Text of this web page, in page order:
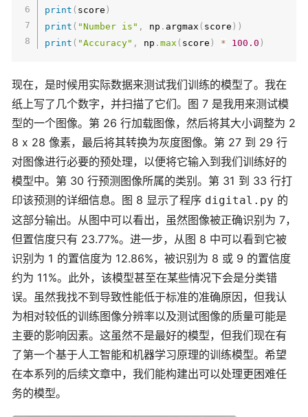
print ( score )
print ( "Number is" , np . argmax ( score ) )
print ( "Accuracy" , np .max ( score ) * 100.0 )
现在，是时候用实际数据来测试我们训练的模型了。我在
纸上写了几个数字，并扫描了它们。图 7 是我用来测试模
型的一个图像。第 26 行加载图像，然后将其大小调整为 2
8 x 28 像素，最后将其转换为灰度图像。第 27 到 29 行
对图像进行必要的预处理，以便将它输入到我们训练好的
模型中。第 30 行预测图像所属的类别。第 31 到 33 行打
印该预测的详细信息。图 8 显示了程序 digital.py 的
这部分输出。从图中可以看出，虽然图像被正确识别为 7，
但置信度只有 23.77%。进一步，从图 8 中可以看到它被
识别为 1 的置信度为 12.86%，被识别为 8 或 9 的置信度
约为 11%。此外，该模型甚至在某些情况下会是分类错
误。虽然我找不到导致性能低于标准的准确原因，但我认
为相对较低的训练图像分辨率以及测试图像的质量可能是
主要的影响因素。这虽然不是最好的模型，但我们现在有
了第一个基于人工智能和机器学习原理的训练模型。希望
在本系列的后续文章中，我们能构建出可以处理更困难任
务的模型。